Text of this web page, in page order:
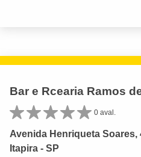
Bar e Rcearia Ramos
0 aval.
Avenida Henriqueta Soares,
Itapira - SP